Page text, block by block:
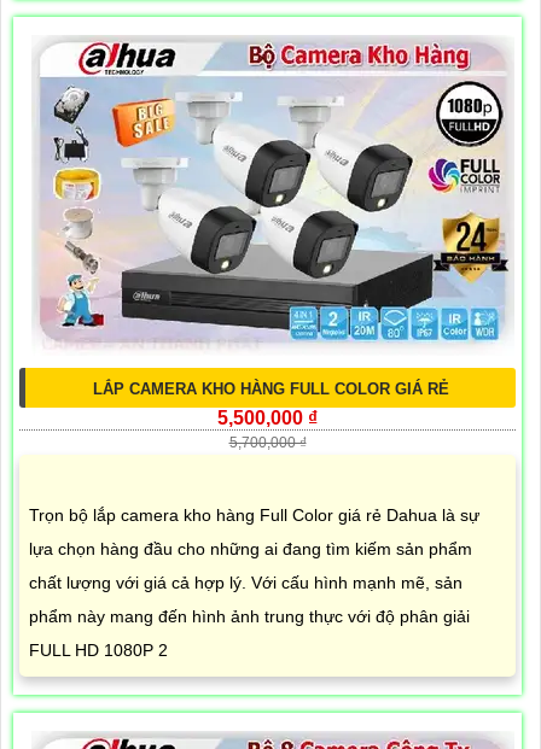
LẮP CAMERA KHO HÀNG FULL COLOR GIÁ RẺ
5,500,000 ₫
5,700,000 ₫
Trọn bộ lắp camera kho hàng Full Color giá rẻ Dahua là sự
lựa chọn hàng đầu cho những ai đang tìm kiếm sản phẩm
chất lượng với giá cả hợp lý. Với cấu hình mạnh mẽ, sản
phẩm này mang đến hình ảnh trung thực với độ phân giải
FULL HD 1080P 2